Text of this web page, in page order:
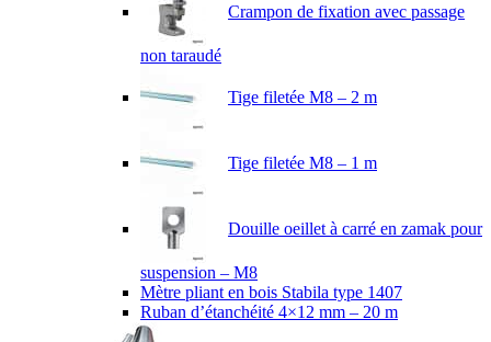
Crampon de fixation avec passage
non taraudé
Tige filetée M8 – 2 m
Tige filetée M8 – 1 m
Douille oeillet à carré en zamak pour
suspension – M8
Mètre pliant en bois Stabila type 1407
Ruban d’étanchéité 4×12 mm – 20 m